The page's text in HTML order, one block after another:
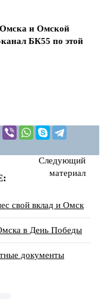
Омска и Омской
БК55 по этой
Следующий
материал
свой вклад и Омск
в День Победы
документы